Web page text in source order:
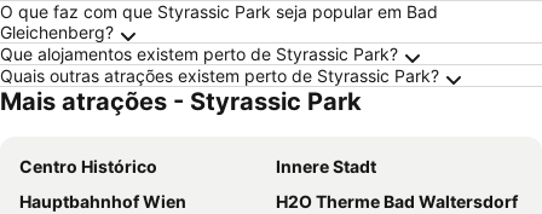
O que faz com que Styrassic Park seja popular em Bad
Gleichenberg?
Que alojamentos existem perto de Styrassic Park?
Quais outras atrações existem perto de Styrassic Park?
Mais atrações - Styrassic Park
Centro Histórico
Innere Stadt
Hauptbahnhof Wien
H2O Therme Bad Waltersdorf